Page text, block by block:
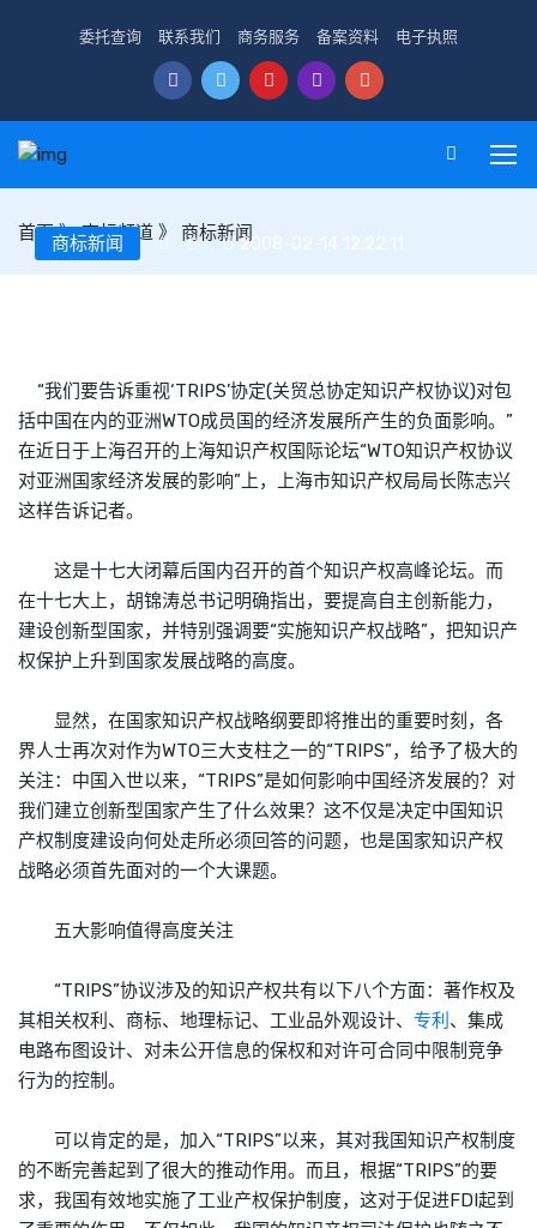
委托查询 联系我们 商务服务 备案资料 电子执照
首页》商标频道 》 商标新闻
商标新闻 2008-02-14 12:22:11
“我们要告诉重视‘TRIPS’协定(关贸总协定知识产权协议)对包
括中国在内的亚洲WTO成员国的经济发展所产生的负面影响。”
在近日于上海召开的上海知识产权国际论坛“WTO知识产权协议
对亚洲国家经济发展的影响”上，上海市知识产权局局长陈志兴
这样告诉记者。
这是十七大闭幕后国内召开的首个知识产权高峰论坛。而
在十七大上，胡锦涛总书记明确指出，要提高自主创新能力，
建设创新型国家，并特别强调要“实施知识产权战略”，把知识产
权保护上升到国家发展战略的高度。
显然，在国家知识产权战略纲要即将推出的重要时刻，各
界人士再次对作为WTO三大支柱之一的“TRIPS”，给予了极大的
关注：中国入世以来，“TRIPS”是如何影响中国经济发展的？对
我们建立创新型国家产生了什么效果？这不仅是决定中国知识
产权制度建设向何处走所必须回答的问题，也是国家知识产权
战略必须首先面对的一个大课题。
五大影响值得高度关注
“TRIPS”协议涉及的知识产权共有以下八个方面：著作权及
其相关权利、 商标、地理标记、工业品外观设计、 专利 、集成
电路布图设计、对未公开信息的保权和对许可合同中限制竞争
行为的控制。
可以肯定的是，加入“TRIPS”以来，其对我国知识产权制度
的不断完善起到了很大的推动作用。而且，根据“TRIPS”的要
求，我国有效地实施了工业产权保护制度，这对于促进FDI起到